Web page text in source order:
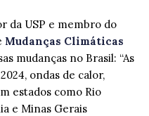
da USP e membro do
Mudanças Climáticas
mudanças no Brasil: “As
ondas de calor,
estados como Rio
e Minas Gerais